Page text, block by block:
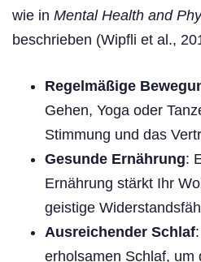
wie in Mental Health and
beschrieben (Wipfli et al.,
Regelmäßige
Gehen, Yoga oder
Stimmung und das
Gesunde Ernährung:
Ernährung stärkt Ihr
geistige
Ausreichender Schlaf
erholsamen Schlaf, um